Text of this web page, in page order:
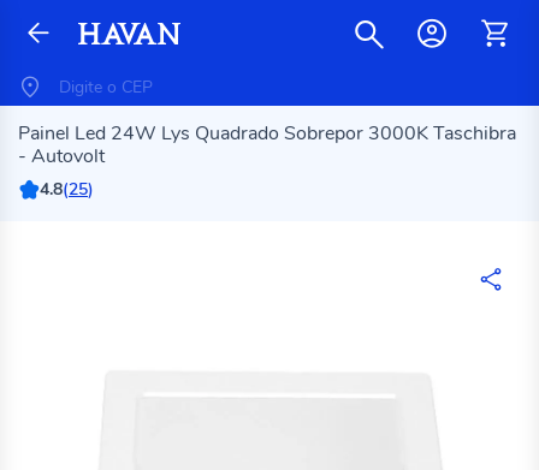
Painel Led 24W Lys Quadrado Sobrepor 3000K Taschibra
- Autovolt
4.8(25)